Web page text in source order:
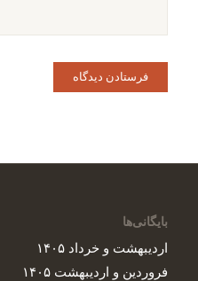
بایگانی‌ها
اردیبهشت و خرداد ۱۴۰۵
فروردین و اردیبهشت ۱۴۰۵